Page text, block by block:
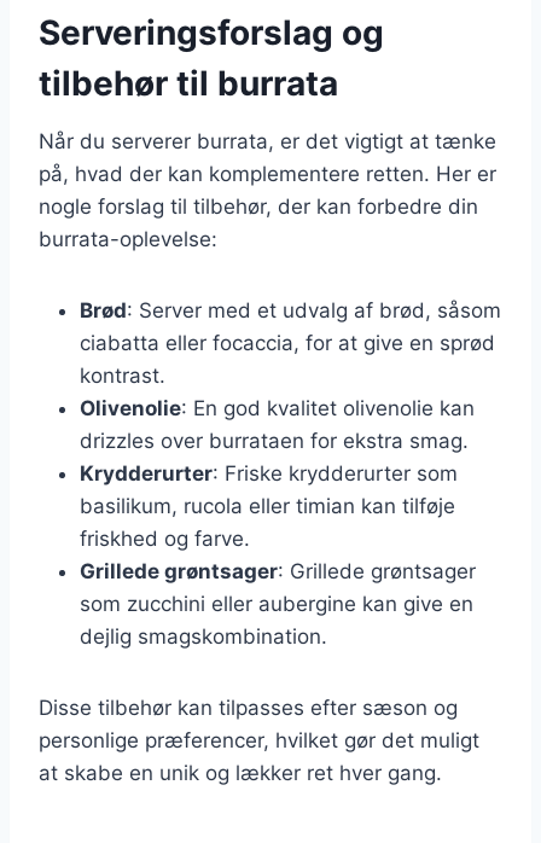
Serveringsforslag og
tilbehør til burrata
Når du serverer burrata, er det vigtigt at tænke
på, hvad der kan komplementere retten. Her er
nogle forslag til tilbehør, der kan forbedre din
burrata-oplevelse:
Brød: Server med et udvalg af brød, såsom
ciabatta eller focaccia, for at give en sprød
kontrast.
Olivenolie: En god kvalitet olivenolie kan
drizzles over burrataen for ekstra smag.
Krydderurter: Friske krydderurter som
basilikum, rucola eller timian kan tilføje
friskhed og farve.
Grillede grøntsager: Grillede grøntsager
som zucchini eller aubergine kan give en
dejlig smagskombination.
Disse tilbehør kan tilpasses efter sæson og
personlige præferencer, hvilket gør det muligt
at skabe en unik og lækker ret hver gang.